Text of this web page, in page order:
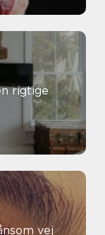
rigtige
vej